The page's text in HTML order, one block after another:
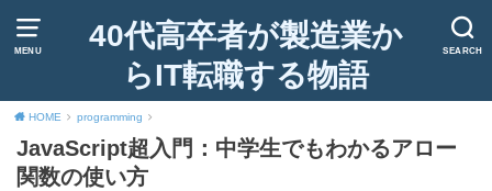
MENU SEARCH
40代高卒者が製造業か
らIT転職する物語
HOME programming
JavaScript超入門：中学生でもわかるアロー
関数の使い方